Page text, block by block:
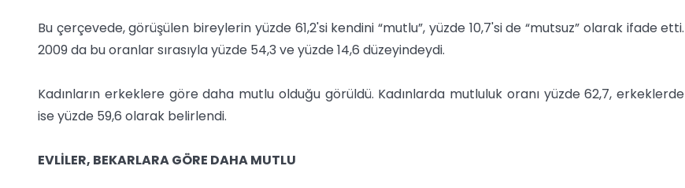
Bu çerçevede, görüşülen bireylerin yüzde 61,2'si kendini “mutlu”, yüzde 10,7'si de “mutsuz” olarak ifade etti.
2009 da bu oranlar sırasıyla yüzde 54,3 ve yüzde 14,6 düzeyindeydi.
Kadınların erkeklere göre daha mutlu olduğu görüldü. Kadınlarda mutluluk oranı yüzde 62,7, erkeklerde
ise yüzde 59,6 olarak belirlendi.
EVLİLER, BEKARLARA GÖRE DAHA MUTLU